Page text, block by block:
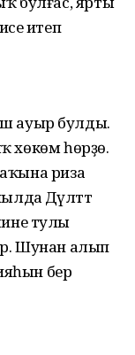
итеп
ауыр булды.
хөкөм һөрҙө.
риза
Дәүләттә
тулы
Шунан алып
бер